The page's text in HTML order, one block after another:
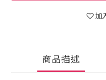
加
商品描述